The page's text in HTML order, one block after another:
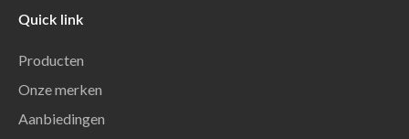
Quick link
Producten
Onze merken
Aanbiedingen